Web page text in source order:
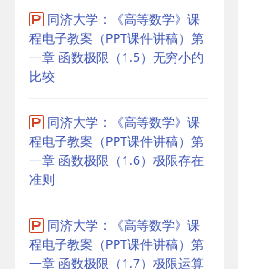
同济大学：《高等数学》课
程电子教案（PPT课件讲稿）第
一章 函数极限（1.5）无穷小的
比较
同济大学：《高等数学》课
程电子教案（PPT课件讲稿）第
一章 函数极限（1.6）极限存在
准则
同济大学：《高等数学》课
程电子教案（PPT课件讲稿）第
一章 函数极限（1.7）极限运算